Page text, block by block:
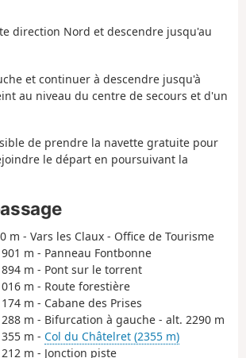
direction Nord et descendre jusqu'au
et continuer à descendre jusqu'à
au niveau du centre de secours et d'un
de prendre la navette gratuite pour
le départ en poursuivant la
m - Vars les Claux - Office de Tourisme
m - Panneau Fontbonne
894 m - Pont sur le torrent
m - Route forestière
m - Cabane des Prises
288 m - Bifurcation à gauche - alt. 2290 m
m - Col du Châtelret (2355 m)
m - Jonction piste